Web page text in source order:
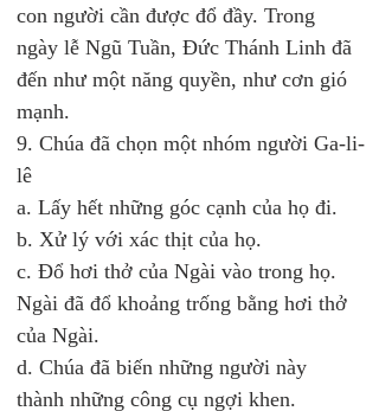
con người cần được đổ đầy. Trong
ngày lễ Ngũ Tuần, Đức Thánh Linh đã
đến như một năng quyền, như cơn gió
mạnh.
9. Chúa đã chọn một nhóm người Ga-li-
lê
a. Lấy hết những góc cạnh của họ đi.
b. Xử lý với xác thịt của họ.
c. Đổ hơi thở của Ngài vào trong họ.
Ngài đã đổ khoảng trống bằng hơi thở
của Ngài.
d. Chúa đã biến những người này
thành những công cụ ngợi khen.